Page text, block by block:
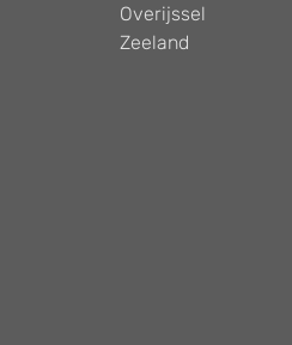
Overijssel
Zeeland